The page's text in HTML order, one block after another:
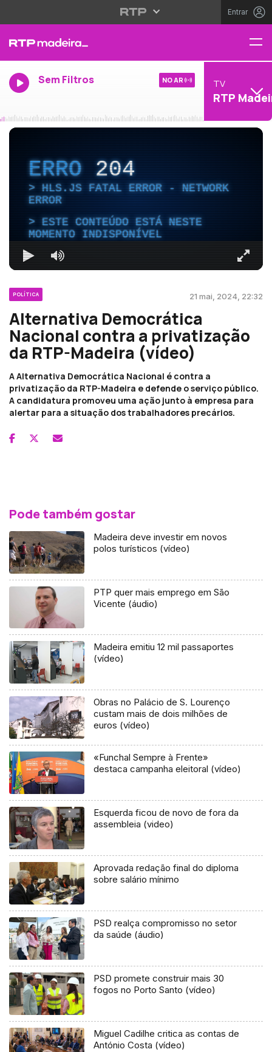
Entrar
Sem Filtros NO AR TV
RTP
ERRO204
HLS.JS FATAL ERROR - NETWORK
ERROR
ESTE CONTEÚDO ESTÁ NESTE
MOMENTO INDISPONÍVEL
POLÍTICA 21 mai, 2024, 22:32
Alternativa Democrática
Nacional contra a privatização
da RTP-Madeira (vídeo)
A Alternativa Democrática Nacional é contra a
privatização da RTP-Madeira e defende o serviço público.
A candidatura promoveu uma ação junto à empresa para
alertar para a situação dos trabalhadores precários.
Pode também gostar
Madeira deve investir em novos
polos turísticos (vídeo)
PTP quer mais emprego em São
Vicente (áudio)
Madeira emitiu 12 mil passaportes
(vídeo)
Obras no Palácio de S. Lourenço
custam mais de dois milhões de
euros (vídeo)
«Funchal Sempre à Frente»
destaca campanha eleitoral (vídeo)
Esquerda ficou de novo de fora da
assembleia (video)
Aprovada redação final do diploma
sobre salário mínimo
PSD realça compromisso no setor
da saúde (áudio)
PSD promete construir mais 30
fogos no Porto Santo (vídeo)
Miguel Cadilhe critica as contas de
António Costa (vídeo)